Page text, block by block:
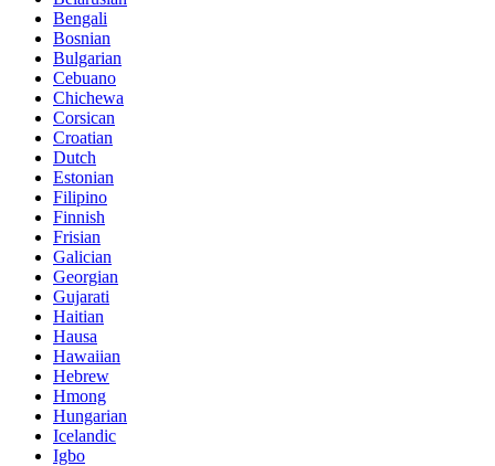
Bengali
Bosnian
Bulgarian
Cebuano
Chichewa
Corsican
Croatian
Dutch
Estonian
Filipino
Finnish
Frisian
Galician
Georgian
Gujarati
Haitian
Hausa
Hawaiian
Hebrew
Hmong
Hungarian
Icelandic
Igbo